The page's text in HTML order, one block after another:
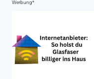
Werbung*